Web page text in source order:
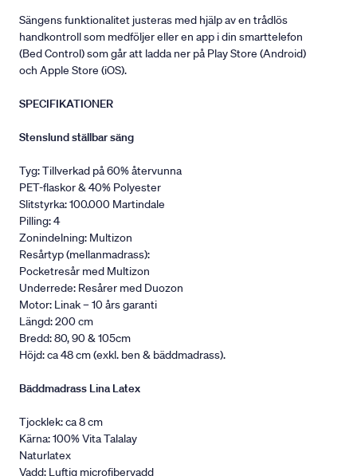
Sängens funktionalitet justeras med hjälp av en trådlös
handkontroll som medföljer eller en app i din smarttelefon
(Bed Control) som går att ladda ner på Play Store (Android)
och Apple Store (iOS).
SPECIFIKATIONER
Stenslund ställbar säng
Tyg: Tillverkad på 60% återvunna
PET-flaskor & 40% Polyester
Slitstyrka: 100.000 Martindale
Pilling: 4
Zonindelning: Multizon
Resårtyp (mellanmadrass):
Pocketresår med Multizon
Underrede: Resårer med Duozon
Motor: Linak – 10 års garanti
Längd: 200 cm
Bredd: 80, 90 & 105cm
Höjd: ca 48 cm (exkl. ben & bäddmadrass).
Bäddmadrass Lina Latex
Tjocklek: ca 8 cm
Kärna: 100% Vita Talalay
Naturlatex
Vadd: Luftig microfibervadd